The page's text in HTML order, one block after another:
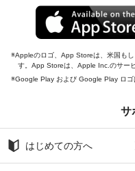
Appleのロゴ、App Storeは、米国も
す。App Storeは、Apple Inc.のサー
Google Play および Google Play ロゴ
サ
はじめての方へ